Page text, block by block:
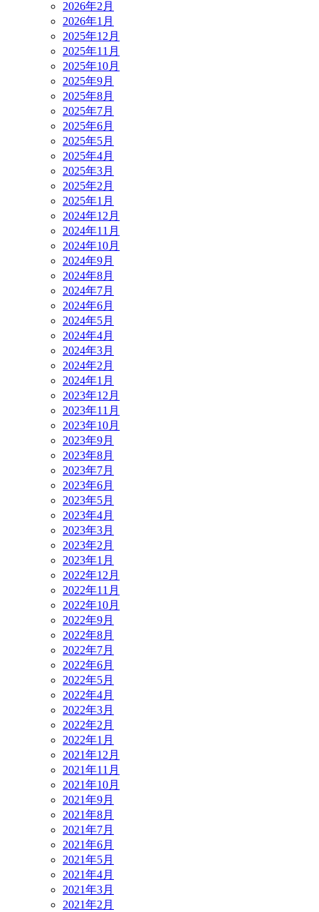
2026年2月
2026年1月
2025年12月
2025年11月
2025年10月
2025年9月
2025年8月
2025年7月
2025年6月
2025年5月
2025年4月
2025年3月
2025年2月
2025年1月
2024年12月
2024年11月
2024年10月
2024年9月
2024年8月
2024年7月
2024年6月
2024年5月
2024年4月
2024年3月
2024年2月
2024年1月
2023年12月
2023年11月
2023年10月
2023年9月
2023年8月
2023年7月
2023年6月
2023年5月
2023年4月
2023年3月
2023年2月
2023年1月
2022年12月
2022年11月
2022年10月
2022年9月
2022年8月
2022年7月
2022年6月
2022年5月
2022年4月
2022年3月
2022年2月
2022年1月
2021年12月
2021年11月
2021年10月
2021年9月
2021年8月
2021年7月
2021年6月
2021年5月
2021年4月
2021年3月
2021年2月